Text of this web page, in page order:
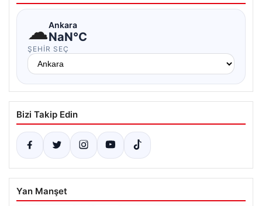
☁Ankara
NaN°C
ŞEHIR SEÇ
Bizi Takip Edin
Yan Manşet